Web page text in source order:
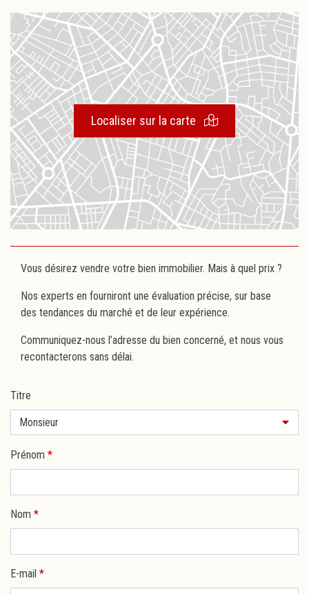
Localiser sur la carte
Vous désirez vendre votre bien immobilier. Mais à quel prix ?
Nos experts en fourniront une évaluation précise, sur base
des tendances du marché et de leur expérience.
Communiquez-nous l’adresse du bien concerné, et nous vous
recontacterons sans délai.
Titre
Monsieur
Prénom *
Nom *
E-mail *